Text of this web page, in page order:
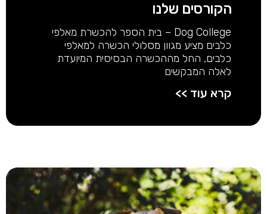
הקורסים שלנו
Dog College – בית הספר להכשרת מאלפי
כלבים מציע מגוון מסלולי הכשרה למאלפי
כלבים, החל מההכשרה הבסיסית המיועדת
לאלה המבקשים
קרא עוד >>